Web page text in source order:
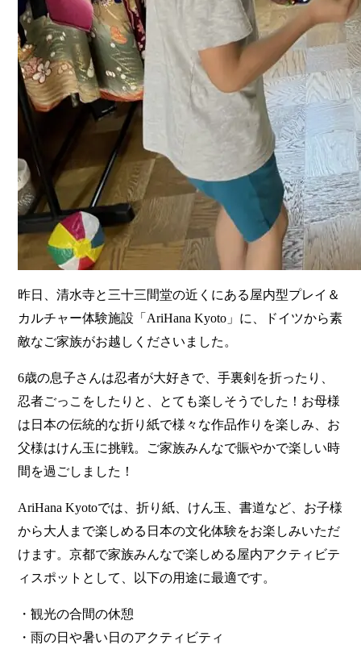
昨日、清水寺と三十三間堂の近くにある屋内型プレイ＆
カルチャー体験施設「AriHana Kyoto」に、ドイツから素
敵なご家族がお越しくださいました。
6歳の息子さんは忍者が大好きで、手裏剣を折ったり、
忍者ごっこをしたりと、とても楽しそうでした！お母様
は日本の伝統的な折り紙で様々な作品作りを楽しみ、お
父様はけん玉に挑戦。ご家族みんなで賑やかで楽しい時
間を過ごしました！
AriHana Kyotoでは、折り紙、けん玉、書道など、お子様
から大人まで楽しめる日本の文化体験をお楽しみいただ
けます。京都で家族みんなで楽しめる屋内アクティビテ
ィスポットとして、以下の用途に最適です。
・観光の合間の休憩
・雨の日や暑い日のアクティビティ